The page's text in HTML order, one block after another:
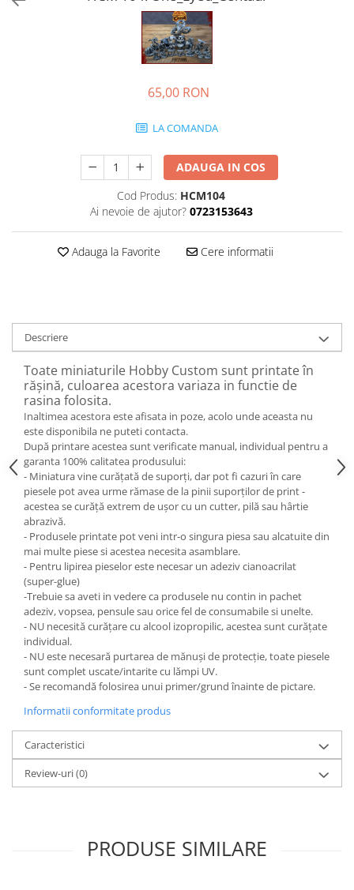
65,00 RON
LA COMANDA
ADAUGA IN COS
Cod Produs: HCM104
Ai nevoie de ajutor? 0723153643
Adauga la Favorite Cere informatii
Descriere
Toate miniaturile Hobby Custom sunt printate în
rășină, culoarea acestora variaza in functie de
rasina folosita.
Inaltimea acestora este afisata in poze, acolo unde aceasta nu
este disponibila ne puteti contacta.
După printare acestea sunt verificate manual, individual pentru a
garanta 100% calitatea produsului:
- Miniatura vine curățată de suporți, dar pot fi cazuri în care
piesele pot avea urme rămase de la pinii suporților de print -
acestea se curăță extrem de ușor cu un cutter, pilă sau hârtie
abrazivă.
- Produsele printate pot veni intr-o singura piesa sau alcatuite din
mai multe piese si acestea necesita asamblare.
- Pentru lipirea pieselor este necesar un adeziv cianoacrilat
(super-glue)
-Trebuie sa aveti in vedere ca produsele nu contin in pachet
adeziv, vopsea, pensule sau orice fel de consumabile si unelte.
- NU necesită curățare cu alcool izopropilic, acestea sunt curățate
individual.
- NU este necesară purtarea de mănuși de protecție, toate piesele
sunt complet uscate/intarite cu lămpi UV.
- Se recomandă folosirea unui primer/grund înainte de pictare.
Informatii conformitate produs
Caracteristici
Review-uri(0)
PRODUSE SIMILARE